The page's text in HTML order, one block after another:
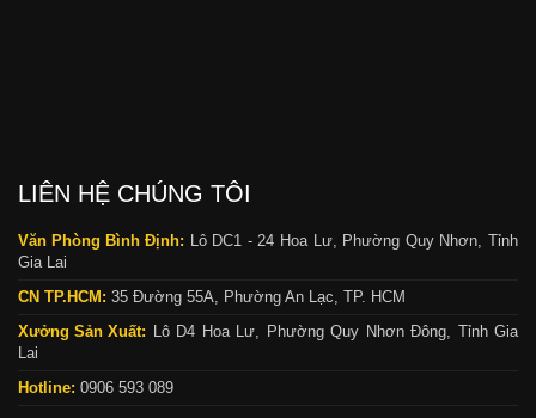
LIÊN HỆ CHÚNG TÔI
Văn Phòng Bình Định: Lô DC1 - 24 Hoa Lư, Phường Quy Nhơn, Tỉnh
Gia Lai
CN TP.HCM: 35 Đường 55A, Phường An Lạc, TP. HCM
Xưởng Sản Xuất: Lô D4 Hoa Lư, Phường Quy Nhơn Đông, Tỉnh Gia
Lai
Hotline: 0906 593 089